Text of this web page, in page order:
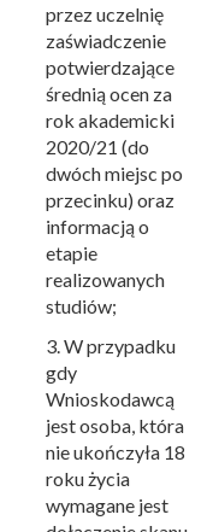
przez uczelnię
zaświadczenie
potwierdzające
średnią ocen za
rok akademicki
2020/21 (do
dwóch miejsc po
przecinku) oraz
informacją o
etapie
realizowanych
studiów;
3. W przypadku
gdy
Wnioskodawcą
jest osoba, która
nie ukończyła 18
roku życia
wymagane jest